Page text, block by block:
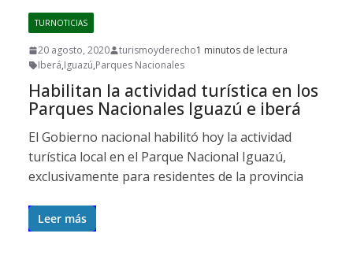
TURNOTICIAS
20 agosto, 2020 turismoyderecho1 minutos de lectura
Iberá,Iguazú,Parques Nacionales
Habilitan la actividad turística en los
Parques Nacionales Iguazú e iberá
El Gobierno nacional habilitó hoy la actividad
turística local en el Parque Nacional Iguazú,
exclusivamente para residentes de la provincia
Leer más